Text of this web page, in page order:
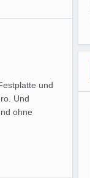
und
Und
ohne